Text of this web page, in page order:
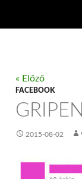
« Előző
FACEBOOK
2015-08-02